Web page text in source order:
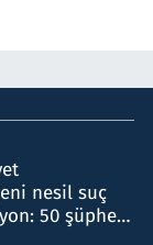
nesil suç
50 şüpheli